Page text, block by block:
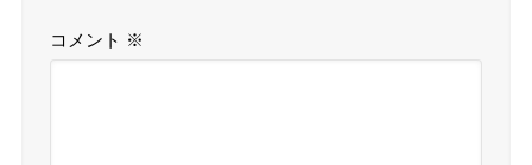
コメント ※